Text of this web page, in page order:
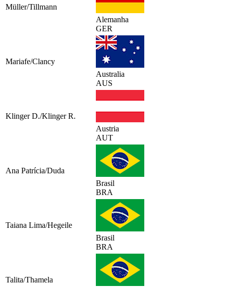
Müller/Tillmann
Alemanha
GER
Mariafe/Clancy
Australia
AUS
Klinger D./Klinger R.
Austria
AUT
Ana Patrícia/Duda
Brasil
BRA
Taiana Lima/Hegeile
Brasil
BRA
Talita/Thamela